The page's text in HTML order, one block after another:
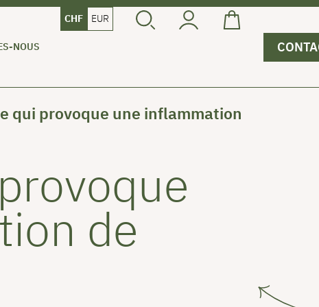
NOUS
CHF EUR
qui provoque une inflammation
de